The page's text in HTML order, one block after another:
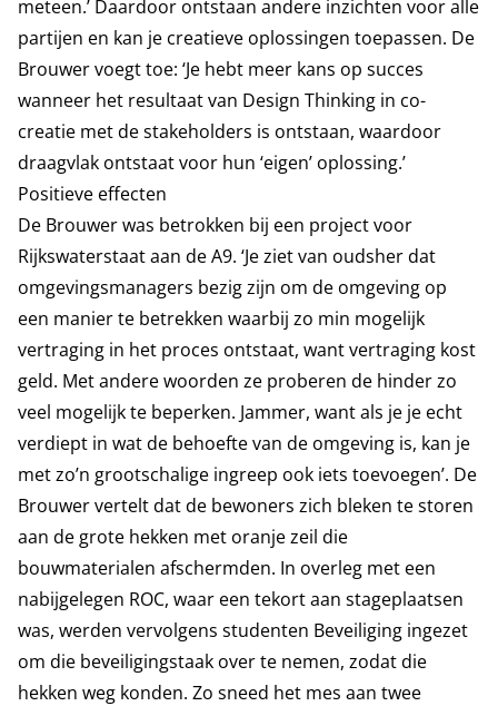
meteen.’ Daardoor ontstaan andere inzichten voor alle
partijen en kan je creatieve oplossingen toepassen. De
Brouwer voegt toe: ‘Je hebt meer kans op succes
wanneer het resultaat van Design Thinking in co-
creatie met de stakeholders is ontstaan, waardoor
draagvlak ontstaat voor hun ‘eigen’ oplossing.’
Positieve effecten
De Brouwer was betrokken bij een project voor
Rijkswaterstaat aan de A9. ‘Je ziet van oudsher dat
omgevingsmanagers bezig zijn om de omgeving op
een manier te betrekken waarbij zo min mogelijk
vertraging in het proces ontstaat, want vertraging kost
geld. Met andere woorden ze proberen de hinder zo
veel mogelijk te beperken. Jammer, want als je je echt
verdiept in wat de behoefte van de omgeving is, kan je
met zo’n grootschalige ingreep ook iets toevoegen’. De
Brouwer vertelt dat de bewoners zich bleken te storen
aan de grote hekken met oranje zeil die
bouwmaterialen afschermden. In overleg met een
nabijgelegen ROC, waar een tekort aan stageplaatsen
was, werden vervolgens studenten Beveiliging ingezet
om die beveiligingstaak over te nemen, zodat die
hekken weg konden. Zo sneed het mes aan twee